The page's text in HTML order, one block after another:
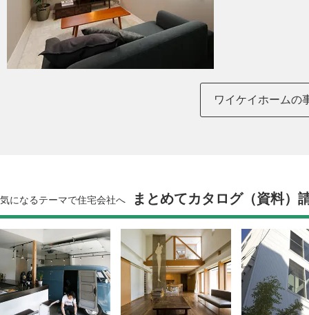
ワイケイホームの
気になるテーマで住宅会社へ まとめてカタログ（資料）